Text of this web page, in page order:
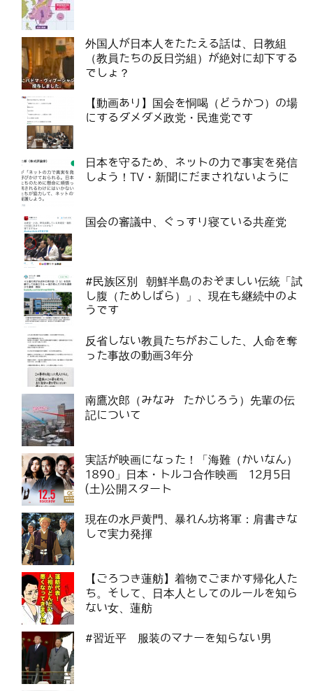
外国人が日本人をたたえる話は、日教組
（教員たちの反日労組）が絶対に却下する
でしょ？
【動画あり】国会を恫喝（どうかつ）の場
にするダメダメ政党・民進党です
日本を守るため、ネットの力で事実を発信
しよう！TV・新聞にだまされないように
国会の審議中、ぐっすり寝ている共産党
#民族区別 朝鮮半島のおぞましい伝統「試
し腹（ためしばら）」、現在も継続中のよ
うです
反省しない教員たちがおこした、人命を奪
った事故の動画3年分
南鷹次郎（みなみ たかじろう）先輩の伝
記について
実話が映画になった！「海難（かいなん）
1890」日本・トルコ合作映画 12月5日
(土)公開スタート
現在の水戸黄門、暴れん坊将軍：肩書きな
しで実力発揮
【ごろつき蓮舫】着物でごまかす帰化人た
ち。そして、日本人としてのルールを知ら
ない女、蓮舫
#習近平 服装のマナーを知らない男